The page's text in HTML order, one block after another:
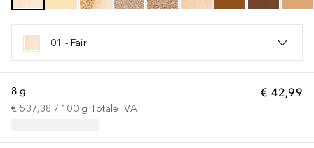
01 - Fair
€ 42,99
8 g
€ 537,38 / 100 g Totale IVA